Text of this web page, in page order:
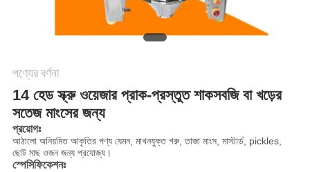
নীতি
পণ্যের বর্ণনা
14 হেড স্ক্রু ওয়েজার প্রাক-প্রস্তুত শাকসবজি বা খড়ের
সতেজ মাংসের জন্য
প্রয়োগঃ
আঠালো অনিয়মিত আকৃতির পণ্য যেমন, মাখনযুক্ত গরু, তাজা মাংস, মাস্টার্ড, pickles,
ছোট মাছ ওজন জন্য প্রযোজ্য।
স্পেসিফিকেশনঃ